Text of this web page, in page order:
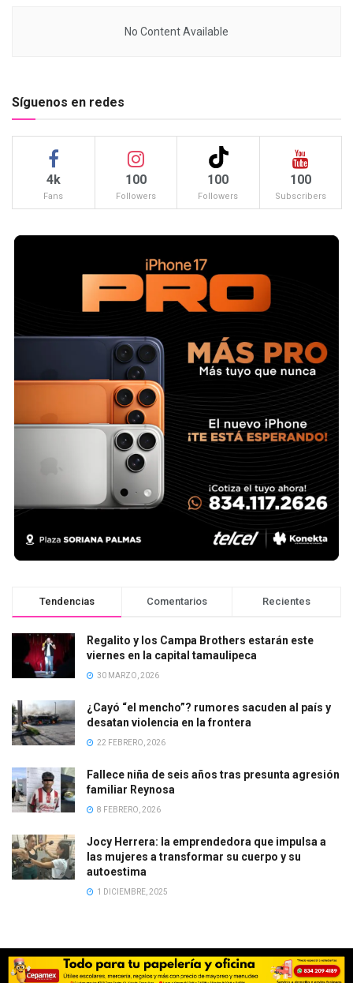
No Content Available
Síguenos en redes
4k
Fans
100
Followers
100
Followers
100
Subscribers
Tendencias Comentarios Recientes
Regalito y los Campa Brothers estarán este
viernes en la capital tamaulipeca
30 MARZO, 2026
¿Cayó “el mencho”? rumores sacuden al país y
desatan violencia en la frontera
22 FEBRERO, 2026
Fallece niña de seis años tras presunta agresión
familiar Reynosa
8 FEBRERO, 2026
Jocy Herrera: la emprendedora que impulsa a
las mujeres a transformar su cuerpo y su
autoestima
1 DICIEMBRE, 2025